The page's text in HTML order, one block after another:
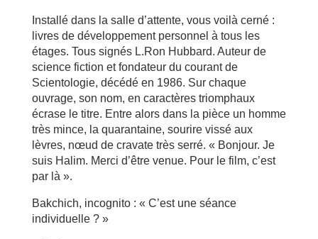
Installé dans la salle d’attente, vous voilà cerné :
livres de développement personnel à tous les
étages. Tous signés L.Ron Hubbard. Auteur de
science fiction et fondateur du courant de
Scientologie, décédé en 1986. Sur chaque
ouvrage, son nom, en caractères triomphaux
écrase le titre. Entre alors dans la pièce un homme
très mince, la quarantaine, sourire vissé aux
lèvres, nœud de cravate très serré. « Bonjour. Je
suis Halim. Merci d’être venue. Pour le film, c’est
par là ».
Bakchich, incognito : « C’est une séance
individuelle ? »